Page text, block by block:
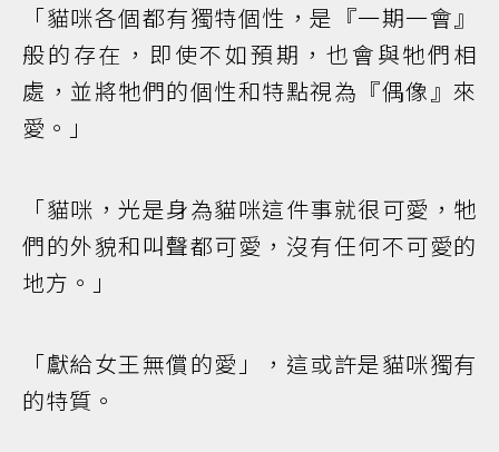
「貓咪各個都有獨特個性，是『一期一會』
般的存在，即使不如預期，也會與牠們相
處，並將牠們的個性和特點視為『偶像』來
愛。」
「貓咪，光是身為貓咪這件事就很可愛，牠
們的外貌和叫聲都可愛，沒有任何不可愛的
地方。」
「獻給女王無償的愛」，這或許是貓咪獨有
的特質。